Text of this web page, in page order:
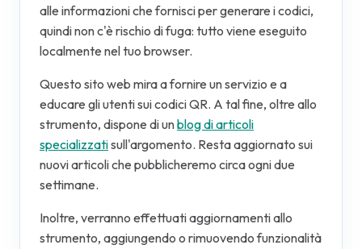
alle informazioni che fornisci per generare i codici,
quindi non c'è rischio di fuga: tutto viene eseguito
localmente nel tuo browser.
Questo sito web mira a fornire un servizio e a
educare gli utenti sui codici QR. A tal fine, oltre allo
strumento, dispone di unblog di articoli
specializzatisull'argomento. Resta aggiornato sui
nuovi articoli che pubblicheremo circa ogni due
settimane.
Inoltre, verranno effettuati aggiornamenti allo
strumento, aggiungendo o rimuovendo funzionalità